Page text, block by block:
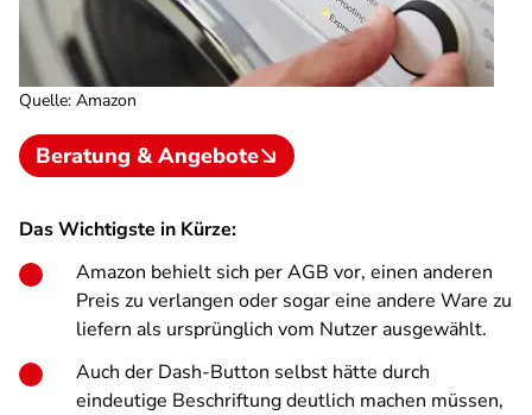
Quelle: Amazon
Beratung & Angebote
Das Wichtigste in Kürze:
Amazon behielt sich per AGB vor, einen anderen
Preis zu verlangen oder sogar eine andere Ware zu
liefern als ursprünglich vom Nutzer ausgewählt.
Auch der Dash-Button selbst hätte durch
eindeutige Beschriftung deutlich machen müssen,